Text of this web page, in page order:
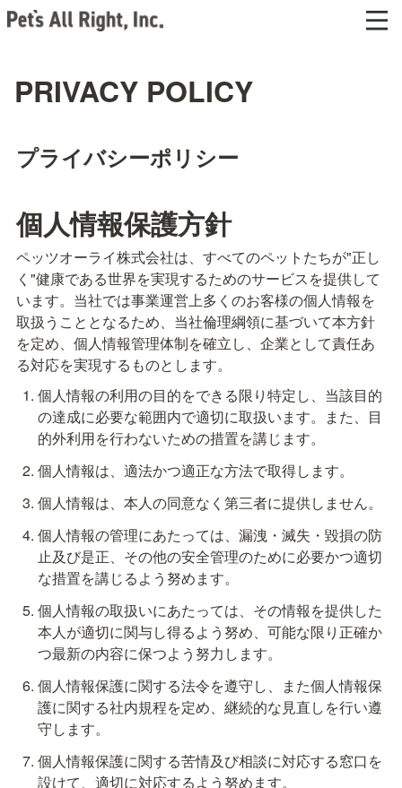
PRIVACY POLICY
プライバシーポリシー
個人情報保護方針
ペッツオーライ株式会社は、すべてのペットたちが"正し
く"健康である世界を実現するためのサービスを提供して
います。当社では事業運営上多くのお客様の個人情報を
取扱うこととなるため、当社倫理綱領に基づいて本方針
を定め、個人情報管理体制を確立し、企業として責任あ
る対応を実現するものとします。
個人情報の利用の目的をできる限り特定し、当該目的
の達成に必要な範囲内で適切に取扱います。また、目
的外利用を行わないための措置を講じます。
個人情報は、適法かつ適正な方法で取得します。
個人情報は、本人の同意なく第三者に提供しません。
個人情報の管理にあたっては、漏洩・滅失・毀損の防
止及び是正、その他の安全管理のために必要かつ適切
な措置を講じるよう努めます。
個人情報の取扱いにあたっては、その情報を提供した
本人が適切に関与し得るよう努め、可能な限り正確か
つ最新の内容に保つよう努力します。
個人情報保護に関する法令を遵守し、また個人情報保
護に関する社内規程を定め、継続的な見直しを行い遵
守します。
個人情報保護に関する苦情及び相談に対応する窓口を
設けて、適切に対応するよう努めます。